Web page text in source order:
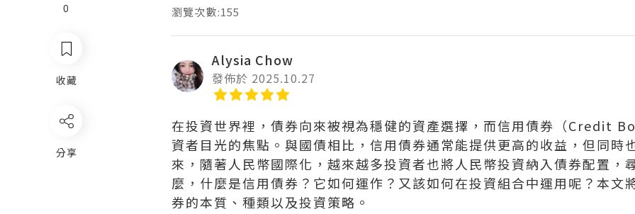
瀏覽次數:155
Alysia Chow
發佈於 2025.10.27
在投資世界裡，債券向來被視為穩健的資產選擇，而信用債券（Credit
資者目光的焦點。與國債相比，信用債券通常能提供更高的收益，但同時
來，隨著人民幣國際化，越來越多投資者也將人民幣投資納入債券配置，
麼，什麼是信用債券？它如何運作？又該如何在投資組合中運用呢？本文
券的本質、種類以及投資策略。
0
收藏
分享